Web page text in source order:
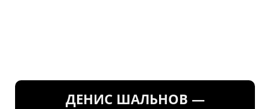
ДЕНИС ШАЛЬНОВ —